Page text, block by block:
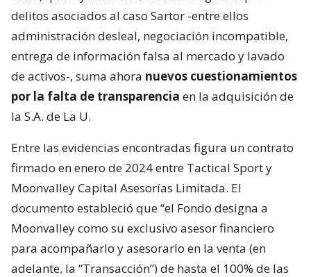
delitos asociados al caso Sartor -entre ellos
administración desleal, negociación incompatible,
entrega de información falsa al mercado y lavado
de activos-, suma ahora nuevos cuestionamientos
por la falta de transparencia en la adquisición de
la S.A. de La U.
Entre las evidencias encontradas figura un contrato
firmado en enero de 2024 entre Tactical Sport y
Moonvalley Capital Asesorías Limitada. El
documento estableció que “el Fondo designa a
Moonvalley como su exclusivo asesor financiero
para acompañarlo y asesorarlo en la venta (en
adelante, la “Transacción”) de hasta el 100% de las